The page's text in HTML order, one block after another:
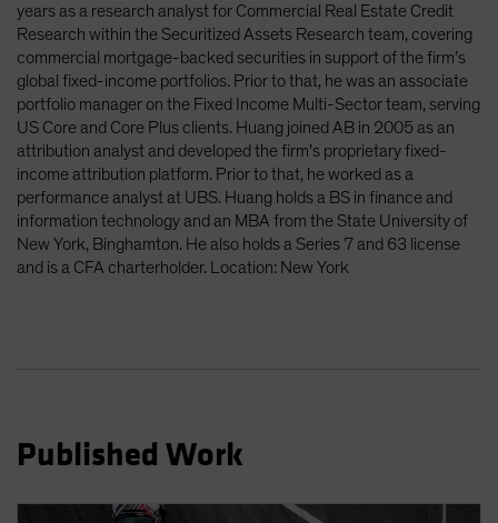
Other Asia-Pacific
Poland
Singapore
South Korea - 대한민국
Spain
Sweden
Switzerland
years as a research analyst for Commercial Real Estate Credit
Research within the Securitized Assets Research team, covering
commercial mortgage-backed securities in support of the firm’s
global fixed-income portfolios. Prior to that, he was an associate
portfolio manager on the Fixed Income Multi-Sector team, serving
US Core and Core Plus clients. Huang joined AB in 2005 as an
attribution analyst and developed the firm’s proprietary fixed-
income attribution platform. Prior to that, he worked as a
performance analyst at UBS. Huang holds a BS in finance and
information technology and an MBA from the State University of
New York, Binghamton. He also holds a Series 7 and 63 license
and is a CFA charterholder. Location: New York
Published Work